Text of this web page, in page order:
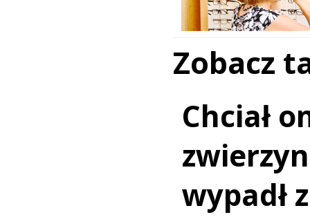
Zobacz
Chciał
wypadł